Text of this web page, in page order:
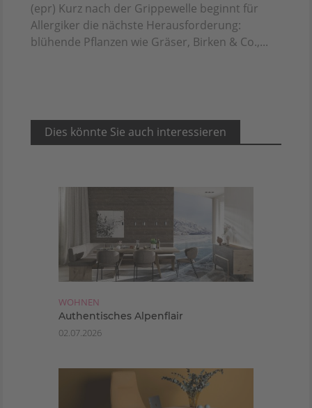
(epr) Kurz nach der Grippewelle beginnt für
Allergiker die nächste Herausforderung:
blühende Pflanzen wie Gräser, Birken & Co.,...
Dies könnte Sie auch interessieren
WOHNEN
Authentisches Alpenflair
02.07.2026